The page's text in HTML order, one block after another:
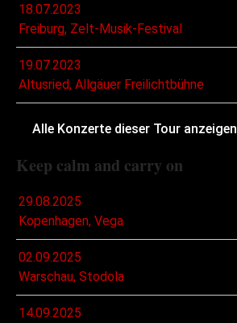
18.07.2023
Freiburg, Zelt-Musik-Festival
19.07.2023
Altusried, Allgäuer Freilichtbühne
Alle Konzerte dieser Tour anzeigen
Keep calm and carry on
29.08.2025
Kopenhagen, Vega
02.09.2025
Warschau, Stodola
14.09.2025